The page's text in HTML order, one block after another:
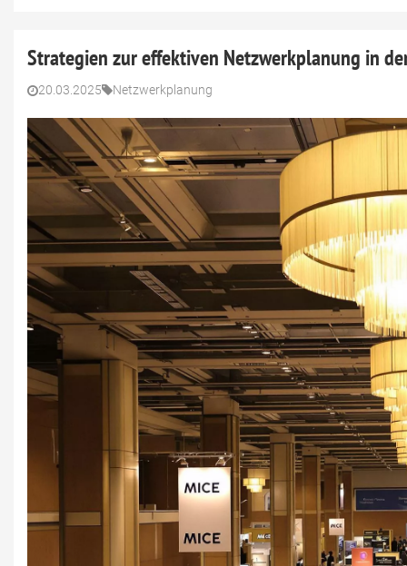
Strategien zur effektiven Netzwerkplanung in
20.03.2025 Netzwerkplanung